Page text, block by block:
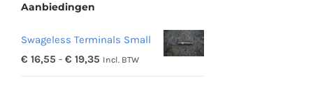
Aanbiedingen
Swageless Terminals Small
€ 16,55 - € 19,35 Prijsklasse:
Incl. BTW